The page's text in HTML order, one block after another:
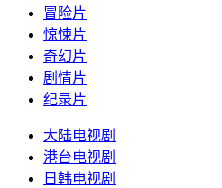
冒险片
惊悚片
奇幻片
剧情片
纪录片
大陆电视剧
港台电视剧
日韩电视剧